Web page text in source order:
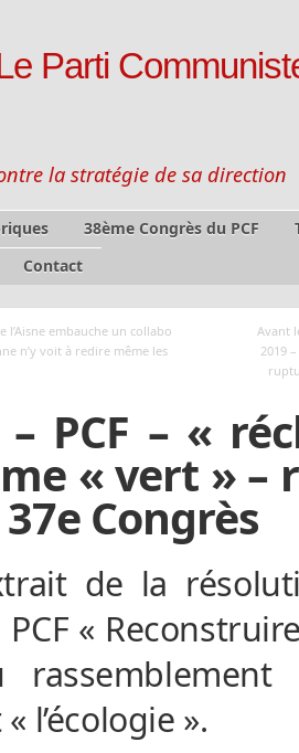
Parti
la stratégie de sa direction
38ème Congrès du PCF
Contact
l’Aisne embauche un collabo
n’y voit à redire même les
Avant
2019
– PCF – «
« vert » –
Congrès
de la
«
l’écologie ».